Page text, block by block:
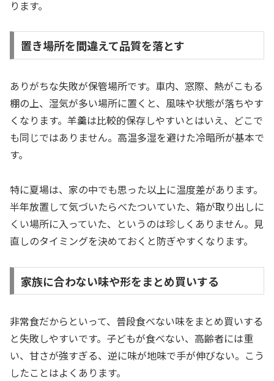
ります。
置き場所を間違えて品質を落とす
ありがちな失敗が保管場所です。車内、窓際、熱がこもる
棚の上、湿気が多い場所に置くと、風味や状態が落ちやす
くなります。羊羹は比較的保存しやすいとはいえ、どこで
も同じではありません。高温多湿を避けた冷暗所が基本で
す。
特に夏場は、家の中でも思った以上に温度差があります。
半年放置して気づいたらべたついていた、箱が取り出しに
くい場所に入っていた、というのは珍しくありません。見
直しのタイミングを決めておくと防ぎやすくなります。
家族に合わない味や形をまとめ買いする
非常食だからといって、普段食べない味をまとめ買いする
と失敗しやすいです。子どもが食べない、高齢者には重
い、甘さが強すぎる、逆に味が地味で手が伸びない。こう
したことはよくあります。